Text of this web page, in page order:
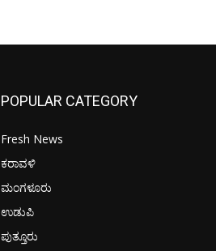
POPULAR CATEGORY
Fresh News
ಕರಾವಳಿ
ಮಂಗಳೂರು
ಉಡುಪಿ
ಪುತ್ತೂರು